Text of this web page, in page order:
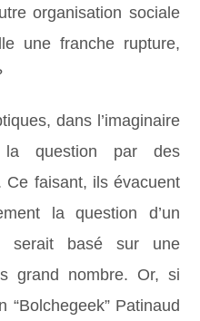
organisation sociale
une franche rupture,
dans l’imaginaire
la question par des
Ce faisant, ils évacuent
la question d’un
serait basé sur une
grand nombre. Or, si
“Bolchegeek” Patinaud